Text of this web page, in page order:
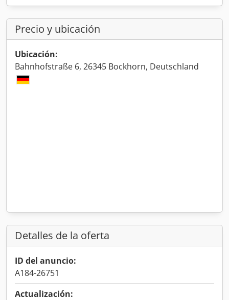
Precio y ubicación
Ubicación:
Bahnhofstraße 6, 26345 Bockhorn, Deutschland
Detalles de la oferta
ID del anuncio:
A184-26751
Actualización: